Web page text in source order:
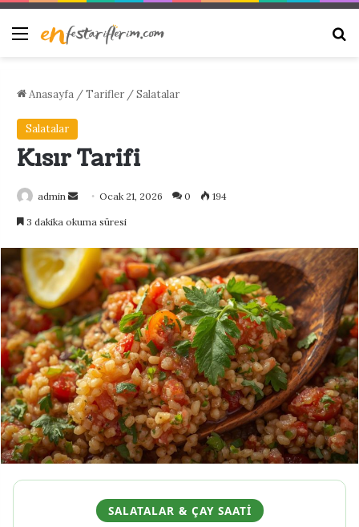
Menü
Anasayfa /Tarifler /Salatalar
Salatalar
Kısır Tarifi
admin
Bir
göndermek
Ocak 21, 2026 0 194
3 dakika okuma süresi
SALATALAR & ÇAY SAATI